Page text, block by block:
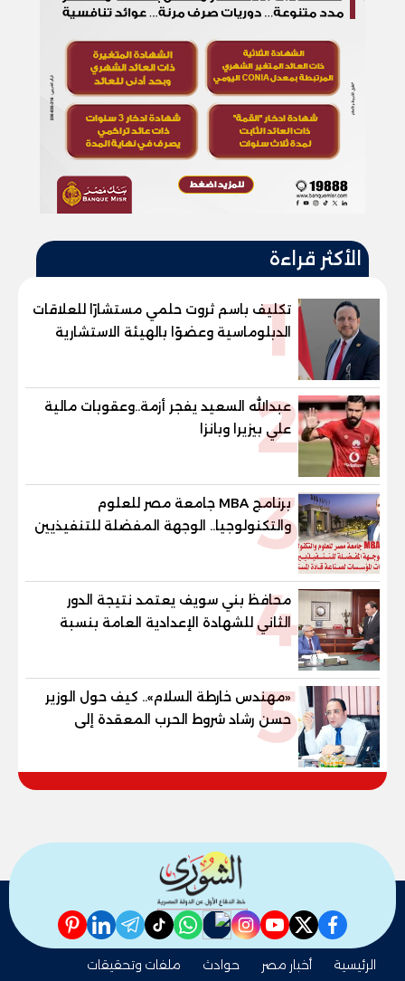
الأكثر قراءة
1
تكليف باسم ثروت حلمي مستشارًا للعلاقات
الدبلوماسية وعضوًا بالهيئة الاستشارية
العليا لمنظمة «جاد جمينت يوإن»
2
عبدالله السعيد يفجر أزمة..وعقوبات مالية
علي بيزيرا وبانزا
3
برنامج MBA جامعة مصر للعلوم
والتكنولوجيا.. الوجهة المفضلة للتنفيذيين
وقيادات المؤسسات لصناعة قادة
4
محافظ بني سويف يعتمد نتيجة الدور
الثاني للشهادة الإعدادية العامة بنسبة
والنور للمكفوفين
5
«مهندس خارطة السلام».. كيف حول الوزير
حسن رشاد شروط الحرب المعقدة إلى
"خارطة طريق" للانسحاب والإعمار؟
facebook
twitter
youtube
instagram
nabd
whatsapp
tiktok
telegram
linkedin
pinterest
الرئيسية أخبار مصر حوادث ملفات وتحقيقات